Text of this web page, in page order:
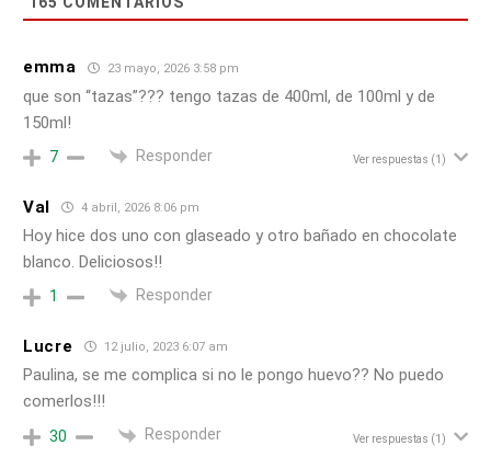
emma 23 mayo, 2026 3:58 pm
que son “tazas”??? tengo tazas de 400ml, de 100ml y de
150ml!
7 Responder Ver respuestas (1)
Val 4 abril, 2026 8:06 pm
Hoy hice dos uno con glaseado y otro bañado en chocolate
blanco. Deliciosos!!
1 Responder
Lucre 12 julio, 2023 6:07 am
Paulina, se me complica si no le pongo huevo?? No puedo
comerlos!!!
30 Responder Ver respuestas (1)